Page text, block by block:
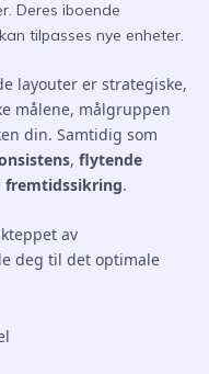
Deres iboende
tilpasses nye enheter.
layouter er strategiske,
målene, målgruppen
din. Samtidig som
, flytende
fremtidssikring.
av
deg til det optimale